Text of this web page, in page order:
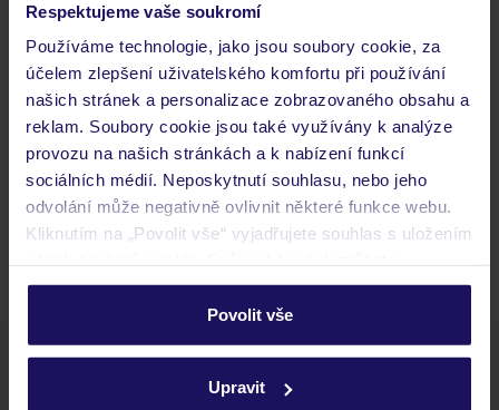
Respektujeme vaše soukromí
Používáme technologie, jako jsou soubory cookie, za
účelem zlepšení uživatelského komfortu při používání
našich stránek a personalizace zobrazovaného obsahu a
reklam. Soubory cookie jsou také využívány k analýze
provozu na našich stránkách a k nabízení funkcí
sociálních médií. Neposkytnutí souhlasu, nebo jeho
odvolání může negativně ovlivnit některé funkce webu.
Kliknutím na „Povolit vše“ vyjadřujete souhlas s uložením
personalizovat v sekci „Personalizace“.
Podrobné informace o souborech cookie naleznete v
ochrany osobních údajů.
Povolit vše
Upravit
Často kladené otázky
Jaké doklady jsou potřebné při cestování?
Budeme ubytováni ihned po příjezdu do hotelu?
Kam jít po přistání a vyzvednutí zavazadel?
Zobrazit další
Stáhněte si bezplatnou aplikaci TUI
rychlé vyhledávání a prohlížení nabídek